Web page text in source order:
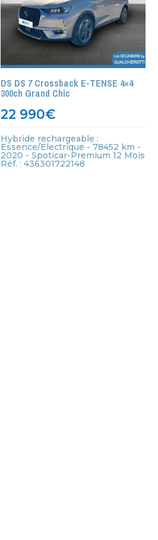
DS DS 7 Crossback E-TENSE 4×4
300ch Grand Chic
22 990€
Hybride rechargeable :
Essence/Electrique - 78452 km -
2020 - Spoticar-Premium 12 Mois
Réf. : 436301722148